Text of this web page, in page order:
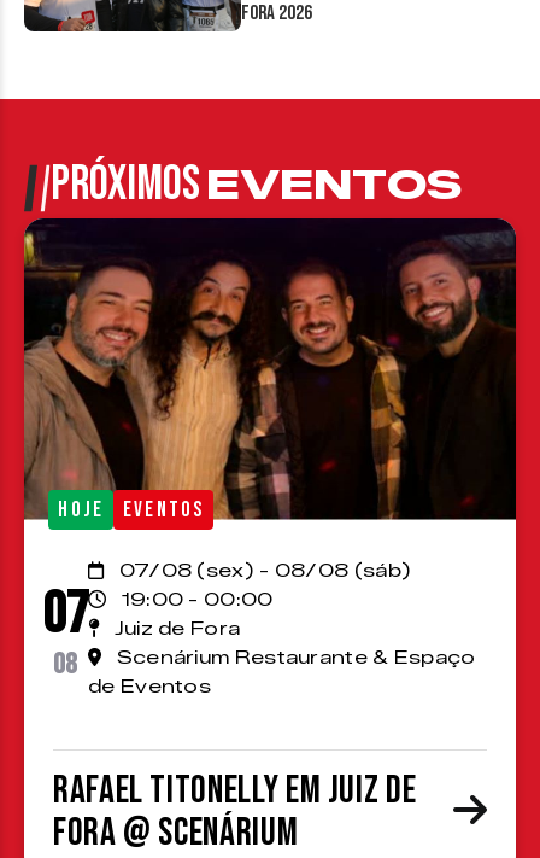
Fora 2026
PRÓXIMOSEVENTOS
HOJE EVENTOS
07
08
07/08 (sex) - 08/08 (sáb)
19:00 - 00:00
Juiz de Fora
Scenárium Restaurante & Espaço
de Eventos
Rafael Titonelly em Juiz de
Fora @ Scenárium